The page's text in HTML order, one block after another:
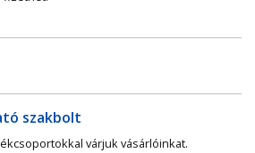
szakbolt
várjuk vásárlóinkat.